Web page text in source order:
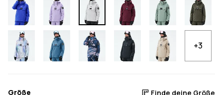
+3
Größe Finde deine Größe